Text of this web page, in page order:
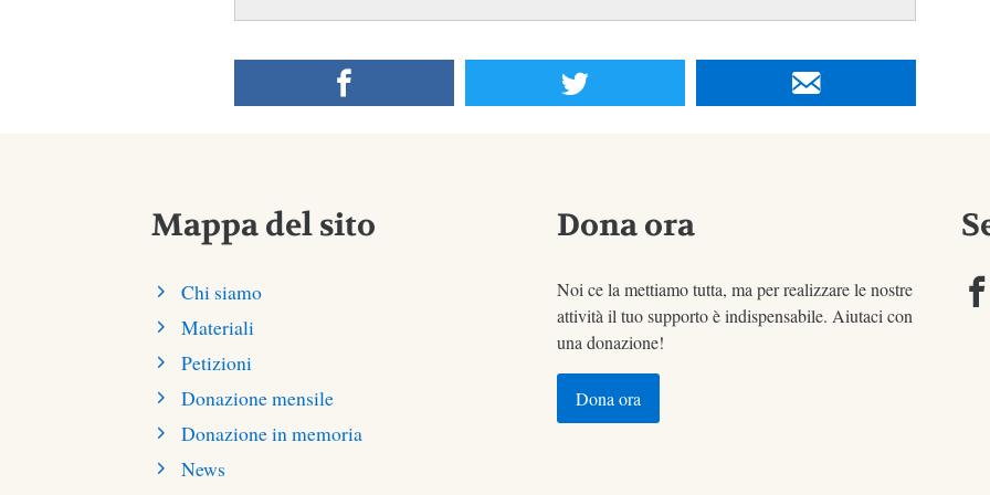
Mappa del sito
Chi siamo
Materiali
Petizioni
Donazione mensile
Donazione in memoria
News
Dona ora
Noi ce la mettiamo tutta, ma per realizzare le nostre
attività il tuo supporto è indispensabile. Aiutaci con
una donazione!
Dona ora